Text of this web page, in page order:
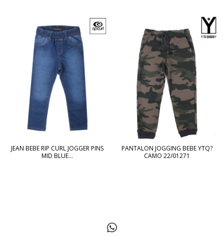
JEAN BEBE RIP CURL JOGGER PINS
MID BLUE...
PANTALON JOGGING BEBE YTQ?
CAMO 22/01271